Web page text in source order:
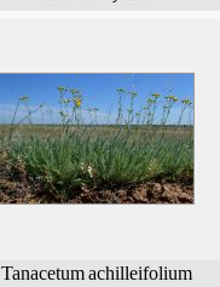
Tanacetumachilleifolium